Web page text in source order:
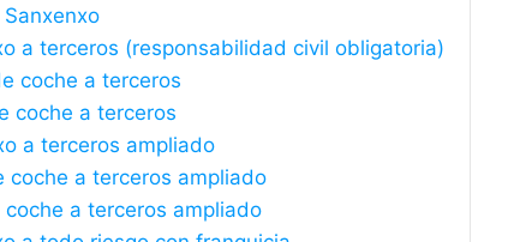
a terceros (responsabilidad civil obligatoria)
coche a terceros
coche a terceros
a terceros ampliado
coche a terceros ampliado
a terceros ampliado